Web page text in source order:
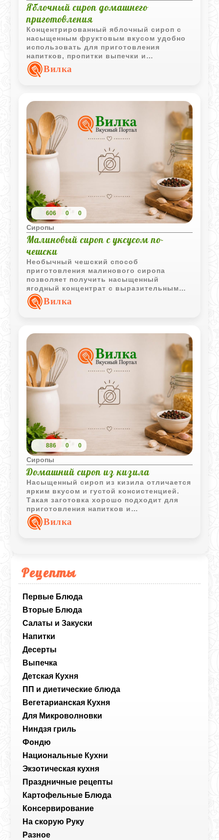
Рецепты
Первые Блюда
Вторые Блюда
Салаты и Закуски
Напитки
Десерты
Выпечка
Детская Кухня
ПП и диетические блюда
Вегетарианская Кухня
Для Микроволновки
Ниндзя гриль
Фондю
Национальные Кухни
Экзотическая кухня
Праздничные рецепты
Картофельные Блюда
Консервирование
На скорую Руку
Разное
Яблочный сироп домашнего
приготовления
Концентрированный яблочный сироп с
насыщенным фруктовым вкусом удобно
использовать для приготовления
напитков, пропитки выпечки и
добавления в десерты. Заготовка
хорошо хранится и сохраняет аромат
Вилка
606 0 0
Сиропы
Малиновый сироп с уксусом по-
чешски
Необычный чешский способ
приготовления малинового сиропа
позволяет получить насыщенный
ягодный концентрат с выразительным
ароматом. Качество готового продукта
во многом зависит от выбранного
Вилка
886 0 0
Сиропы
Домашний сироп из кизила
Насыщенный сироп из кизила отличается
ярким вкусом и густой консистенцией.
Такая заготовка хорошо подходит для
приготовления напитков и
использования в домашней выпечке.
Вилка